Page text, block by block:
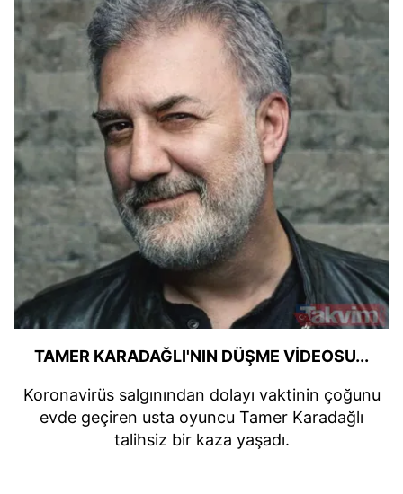
TAMER KARADAĞLI'NIN DÜŞME VİDEOSU...
Koronavirüs salgınından dolayı vaktinin çoğunu
evde geçiren usta oyuncu Tamer Karadağlı
talihsiz bir kaza yaşadı.